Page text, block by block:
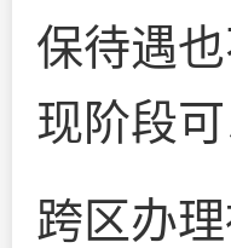
保待遇
现阶段
跨区办